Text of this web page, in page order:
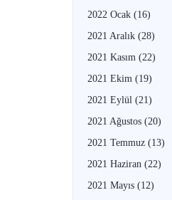
2022 Ocak (16)
2021 Aralık (28)
2021 Kasım (22)
2021 Ekim (19)
2021 Eylül (21)
2021 Ağustos (20)
2021 Temmuz (13)
2021 Haziran (22)
2021 Mayıs (12)